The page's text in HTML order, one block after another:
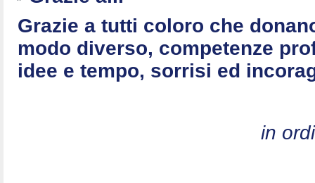
Grazie a tutti coloro che
modo diverso, competenze
idee e tempo, sorrisi ed
in